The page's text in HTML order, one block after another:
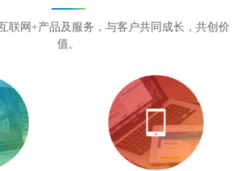
联网+产品及服务，与客户共同成长，共创价
值。